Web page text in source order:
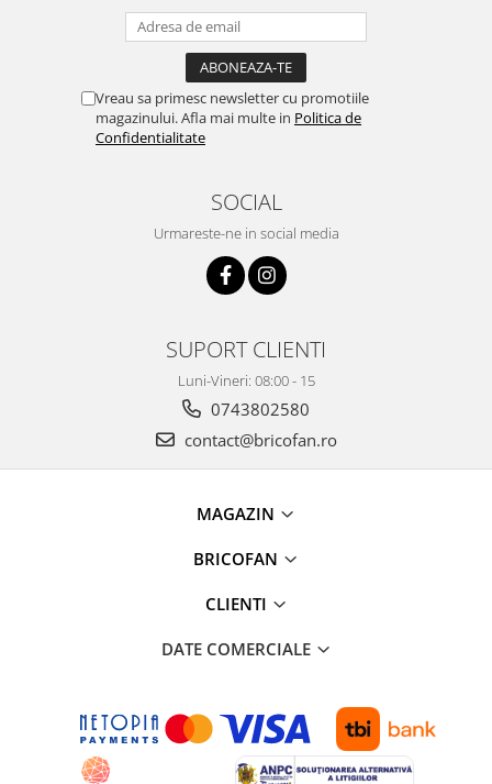
Storcatoare / Blendere
Mobilier campingVreau sa primesc newsletter cu promotiile
magazinului. Afla mai multe in Politica de
Confidentialitate
SOCIAL
Urmareste-ne in social media
SUPORT CLIENTI
Luni-Vineri: 08:00 - 15
0743802580
contact@bricofan.ro
MAGAZIN
BRICOFAN
CLIENTI
DATE COMERCIALE